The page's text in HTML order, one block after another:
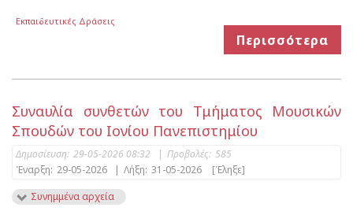
Εκπαιδευτικές Δράσεις
Περισσότερα
Συναυλία συνθετών του Τμήματος Μουσικών
Σπουδών του Ιονίου Πανεπιστημίου
Δημοσίευση: 29-05-2026 08:32 | Προβολές: 585
Έναρξη: 29-05-2026 | Λήξη: 31-05-2026
[Έληξε]
Συνημμένα αρχεία